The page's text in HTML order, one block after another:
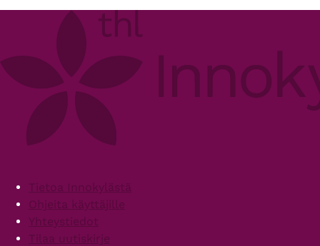
FooterTietoa Innokylästä
Ohjeita käyttäjille
Yhteystiedot
Tilaa uutiskirje